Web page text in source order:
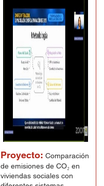
Proyecto: Comparación
de emisiones de CO₂ en
viviendas sociales con